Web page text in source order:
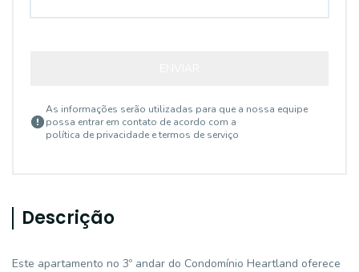
As informações serão utilizadas para que a nossa equipe
possa entrar em contato de acordo com a
política de privacidade e termos de serviço
Descrição
Este apartamento no 3º andar do Condomínio Heartland oferece